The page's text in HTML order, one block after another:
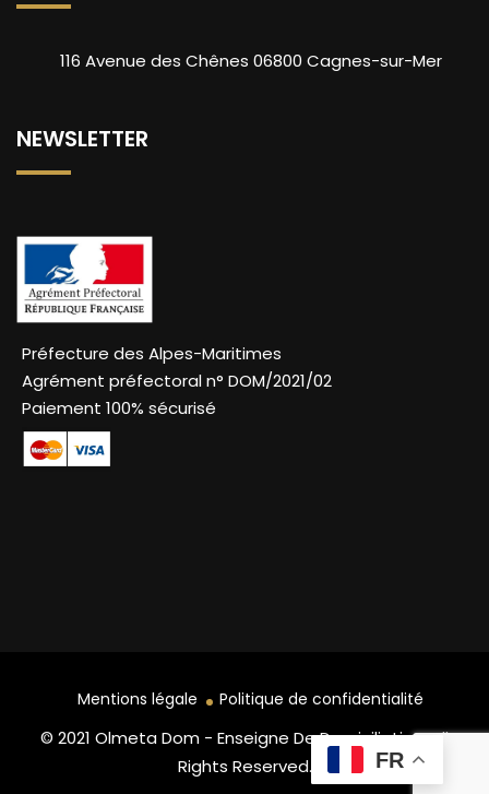
116 Avenue des Chênes 06800 Cagnes-sur-Mer
NEWSLETTER
Préfecture des Alpes-Maritimes
Agrément préfectoral n° DOM/2021/02
Paiement 100% sécurisé
© 2021 Olmeta Dom - Enseigne De Domiciliation. All
Rights Reserved.
Mentions légale Politique de confidentialité
FR